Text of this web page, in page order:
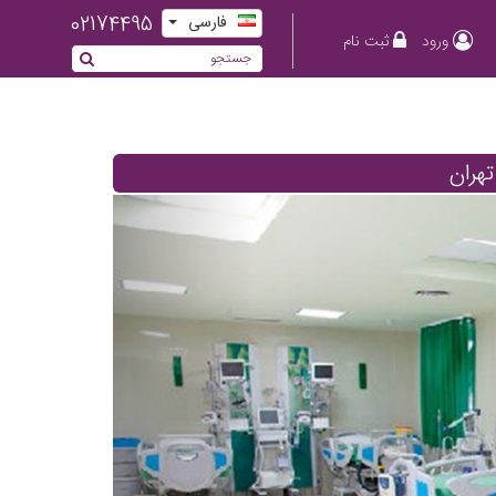
ورود ثبت نام
فارسی 02174495
Previous